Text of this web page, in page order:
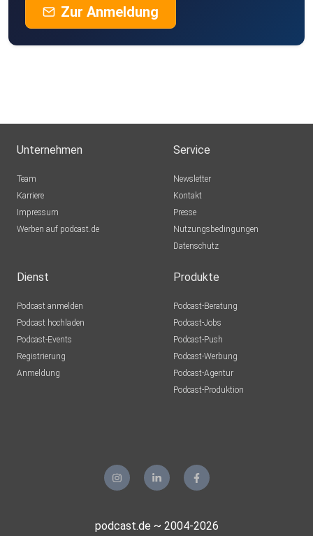
Zur Anmeldung
Unternehmen
Team
Karriere
Impressum
Werben auf podcast.de
Service
Newsletter
Kontakt
Presse
Nutzungsbedingungen
Datenschutz
Dienst
Podcast anmelden
Podcast hochladen
Podcast-Events
Registrierung
Anmeldung
Produkte
Podcast-Beratung
Podcast-Jobs
Podcast-Push
Podcast-Werbung
Podcast-Agentur
Podcast-Produktion
podcast.de ~ 2004-2026